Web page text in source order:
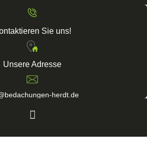
Sie uns!
Unsere Adresse
herdt.de